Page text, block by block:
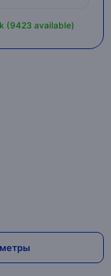
(9423 available)